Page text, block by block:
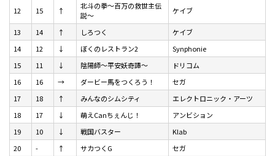
12 15 ↑
北斗の拳～百万の救世主伝
説～
ケイブ
13 14 ↑ しろつく
ケイブ
14
12 ↓ ぼくのレストラン2
Synphonie
15
11 ↓ 陰陽師～平安妖奇譚～
ドリコム
16
16 → ダービー馬をつくろう！
セガ
17
18 ↑ みんなのシムシティ
エレクトロニック・アーツ
18
17 ↓ 萌えCanちぇんじ！
アンビション
19
10 ↓ 戦国バスター
Klab
20
- ↑ サカつくG セガ